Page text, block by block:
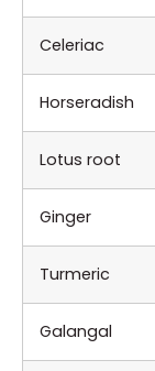
Celeriac
Horseradish
Lotus root
Ginger
Turmeric
Galangal